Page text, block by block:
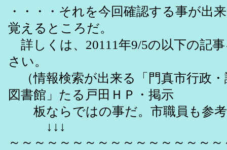
・・・・それを今回確認する事が出
覚えるところだ。
詳しくは、20111年9/5の以下の記
さい。
（情報検索が出来る「門真市行政
図書館」たる戸田ＨＰ・掲示
板ならではの事だ。市職員も参考
↓↓↓
～～～～～～～～～～～～～～～～